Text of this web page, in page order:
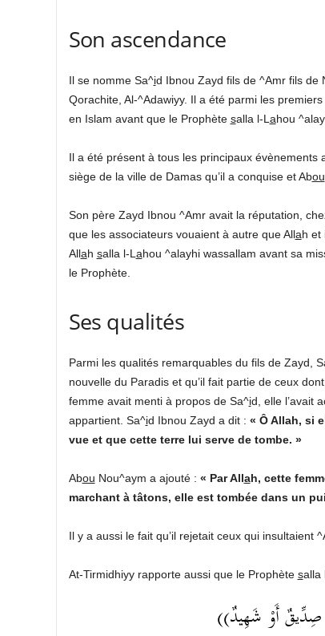
Son ascendance
Il se nomme Sa^id Ibnou Zayd fils de ^Amr fils de
Qorachite, Al-^Adawiyy. Il a été parmi les
en Islam avant que le Prophète salla l-L ahou
Il a été présent à tous les principaux évènements
siège de la ville de Damas qu’il a conquise et Abou
Son père Zayd Ibnou ^Amr avait la réputation,
que les associateurs vouaient à autre que Allah et
Allah salla l-L ahou ^alayhi wassallam avant sa
le Prophète.
Ses qualités
Parmi les qualités remarquables du fils de Zayd,
nouvelle du Paradis et qu’il fait partie de ceux
femme avait menti à propos de Sa^id, elle l’avait
appartient. Sa^id Ibnou Zayd a dit : « Ô Allah, si
vue et que cette terre lui serve de tombe. »
Abou Nou^aym a ajouté : « Par Allah, cette
marchant à tâtons, elle est tombée dans un
Il y a aussi le fait qu’il rejetait ceux qui insultaient
At-Tirmidhiyy rapporte aussi que le Prophète salla
صِدِّيقٌ أَوْ شَهِيدٌ))